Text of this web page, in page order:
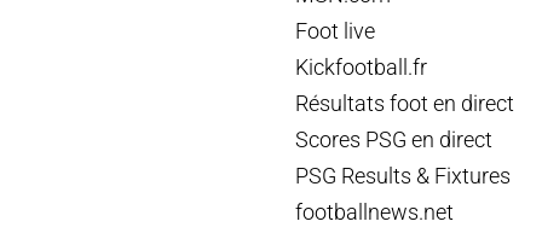
Foot live
Kickfootball.fr
Résultats foot en direct
Scores PSG en direct
PSG Results & Fixtures
footballnews.net